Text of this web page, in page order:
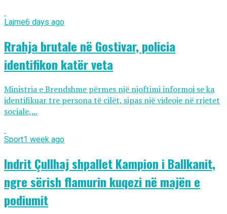
Lajme6 days ago
Rrahja brutale në Gostivar, policia
identifikon katër veta
Ministria e Brendshme përmes një njoftimi informoi se ka
identifikuar tre persona të cilët, sipas një videoje në rrjetet
sociale,...
Sport1 week ago
Indrit Çullhaj shpallet Kampion i Ballkanit,
ngre sërish flamurin kuqezi në majën e
podiumit